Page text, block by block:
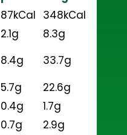
87kCal 348kCal
2.1g
8.3g
8.4g
33.7g
5.7g
22.6g
0.4g
1.7g
0.7g
2.9g